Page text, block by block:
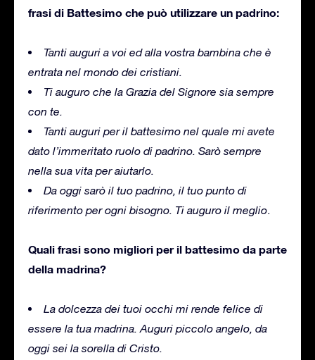
frasi di Battesimo che può utilizzare un padrino:
Tanti auguri a voi ed alla vostra bambina che è
entrata nel mondo dei cristiani.
Ti auguro che la Grazia del Signore sia sempre
con te.
Tanti auguri per il battesimo nel quale mi avete
dato l’immeritato ruolo di padrino. Sarò sempre
nella sua vita per aiutarlo.
Da oggi sarò il tuo padrino, il tuo punto di
riferimento per ogni bisogno. Ti auguro il meglio.
Quali frasi sono migliori per il battesimo da parte
della madrina?
La dolcezza dei tuoi occhi mi rende felice di
essere la tua madrina. Auguri piccolo angelo, da
oggi sei la sorella di Cristo.